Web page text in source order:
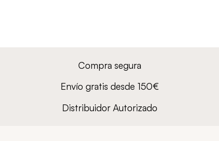
Compra segura
Envío gratis desde 150€
Distribuidor Autorizado